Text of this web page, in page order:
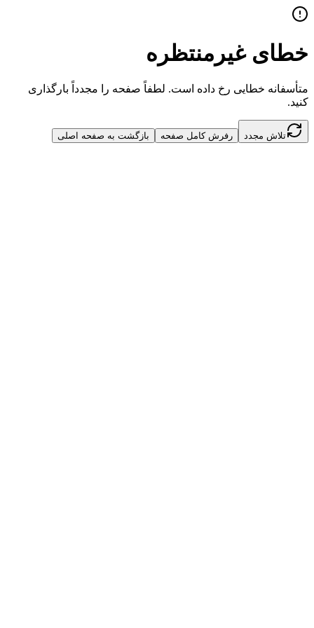
خطای غیرمنتظره
متأسفانه خطایی رخ داده است. لطفاً صفحه را مجدداً بارگذاری
کنید.
تلاش مجدد رفرش کامل صفحه بازگشت به صفحه اصلی